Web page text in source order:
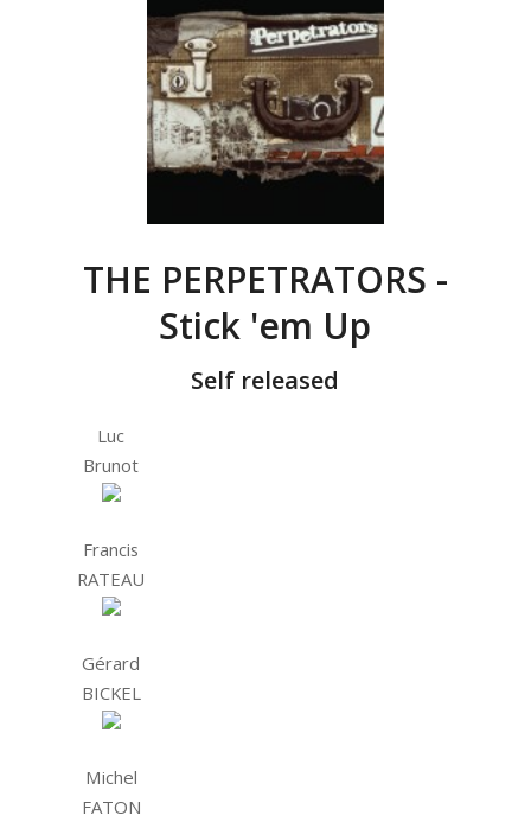
THE PERPETRATORS -
Stick 'em Up
Self released
Luc
Brunot
Francis
RATEAU
Gérard
BICKEL
Michel
FATON